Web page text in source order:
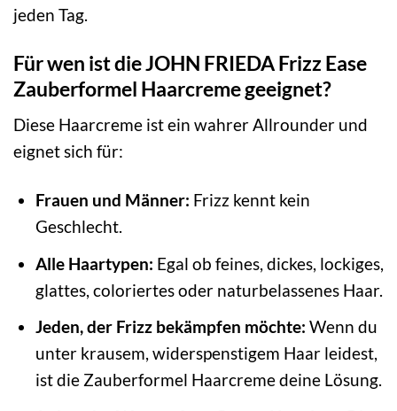
jeden Tag.
Für wen ist die JOHN FRIEDA Frizz Ease
Zauberformel Haarcreme geeignet?
Diese Haarcreme ist ein wahrer Allrounder und
eignet sich für:
Frauen und Männer: Frizz kennt kein
Geschlecht.
Alle Haartypen: Egal ob feines, dickes, lockiges,
glattes, coloriertes oder naturbelassenes Haar.
Jeden, der Frizz bekämpfen möchte: Wenn du
unter krausem, widerspenstigem Haar leidest,
ist die Zauberformel Haarcreme deine Lösung.